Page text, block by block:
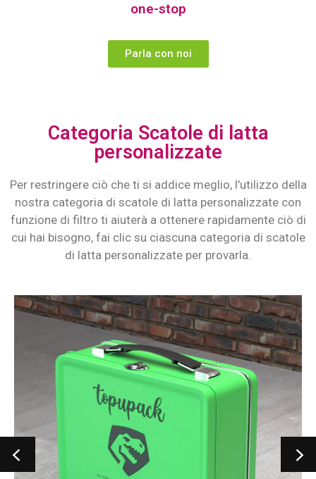
one-stop
Parla con noi
Categoria Scatole di latta
personalizzate
Per restringere ciò che ti si addice meglio, l'utilizzo della
nostra categoria di scatole di latta personalizzate con
funzione di filtro ti aiuterà a ottenere rapidamente ciò di
cui hai bisogno, fai clic su ciascuna categoria di scatole
di latta personalizzate per provarla.